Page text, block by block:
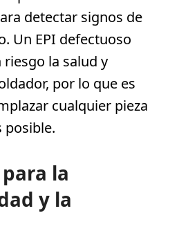
detectar signos de
Un EPI defectuoso
la salud y
por lo que es
cualquier pieza
posible.
la
y la